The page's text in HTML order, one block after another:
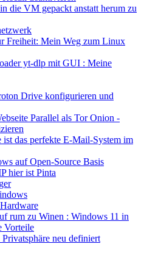
die VM gepackt anstatt herum zu
Freiheit: Mein Weg zum Linux
yt-dlp mit GUI : Meine
Drive konfigurieren und
Parallel als Tor Onion -
das perfekte E-Mail-System im
auf Open-Source Basis
hier ist Pinta
rum zu Winen : Windows 11 in
Vorteile
neu definiert